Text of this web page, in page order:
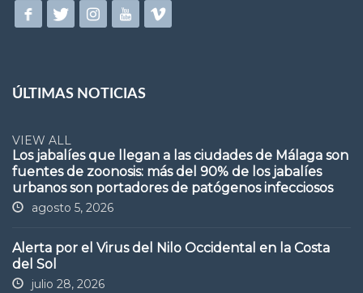
ÚLTIMAS NOTICIAS
VIEW ALL
Los jabalíes que llegan a las ciudades de Málaga son
fuentes de zoonosis: más del 90% de los jabalíes
urbanos son portadores de patógenos infecciosos
agosto 5, 2026
Alerta por el Virus del Nilo Occidental en la Costa
del Sol
julio 28, 2026